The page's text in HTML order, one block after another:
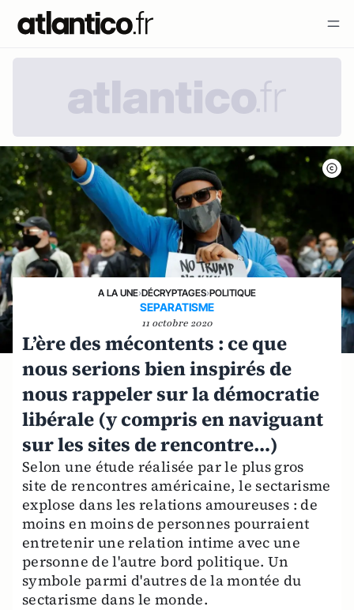
A LA UNE›DÉCRYPTAGES›POLITIQUE
SEPARATISME
11 octobre 2020
L’ère des mécontents : ce que
nous serions bien inspirés de
nous rappeler sur la démocratie
libérale (y compris en naviguant
sur les sites de rencontre…)
Selon une étude réalisée par le plus gros
site de rencontres américaine, le sectarisme
explose dans les relations amoureuses : de
moins en moins de personnes pourraient
entretenir une relation intime avec une
personne de l'autre bord politique. Un
symbole parmi d'autres de la montée du
sectarisme dans le monde.